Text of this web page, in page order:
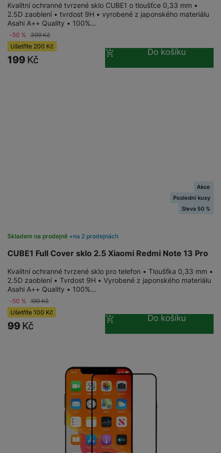
Kvalitní ochranné tvrzené sklo CUBE1 o tloušťce 0,33 mm •
2.5D zaoblení • tvrdost 9H • vyrobené z japonského materiálu
Asahi A++ Quality • 100%…
-50 % 399Kč
Ušetříte 200 Kč
199 Kč
Do košíku
CUBE1 Full Cover sklo 2.5 Xiaomi Redmi Note 13 Pro
Skladem na prodejně na 2 prodejnách
Kvalitní ochranné tvrzené sklo pro telefon • Tloušťka 0,33 mm •
2.5D zaoblení • Tvrdost 9H • Vyrobené z japonského materiálu
Asahi A++ Quality • 100%…
-50 % 199Kč
Ušetříte 100 Kč
99 Kč
Do košíku